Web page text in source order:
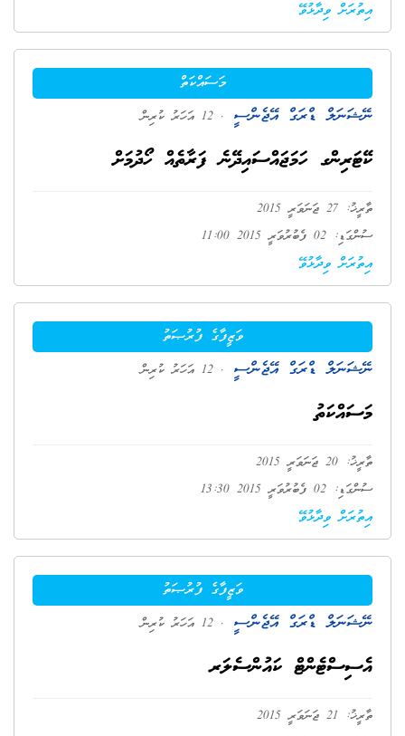
އިތުރަށް ވިދާޅުވޭ
މަސައްކަތް
ނޭޝަނަލް ޑްރަގް އޭޖެންސީ . 12 އަހަރު ކުރިން
ކޭޓަރިންގ ހަމަޖައްސައިދޭނެ ފަރާތެއް ހޯދުމަށް
ތާރީޚު: 27 ޖަނަވަރީ 2015
ސުންގަޑި: 02 ފެބުރުވަރީ 2015 11:00
އިތުރަށް ވިދާޅުވޭ
ވަޒީފާގެ ފުރުޞަތު
ނޭޝަނަލް ޑްރަގް އޭޖެންސީ . 12 އަހަރު ކުރިން
މަސައްކަތު
ތާރީޚު: 20 ޖަނަވަރީ 2015
ސުންގަޑި: 02 ފެބުރުވަރީ 2015 13:30
އިތުރަށް ވިދާޅުވޭ
ވަޒީފާގެ ފުރުޞަތު
ނޭޝަނަލް ޑްރަގް އޭޖެންސީ . 12 އަހަރު ކުރިން
އެސިސްޓެންޓް ކައުންސެލަރ
ތާރީޚު: 21 ޖަނަވަރީ 2015